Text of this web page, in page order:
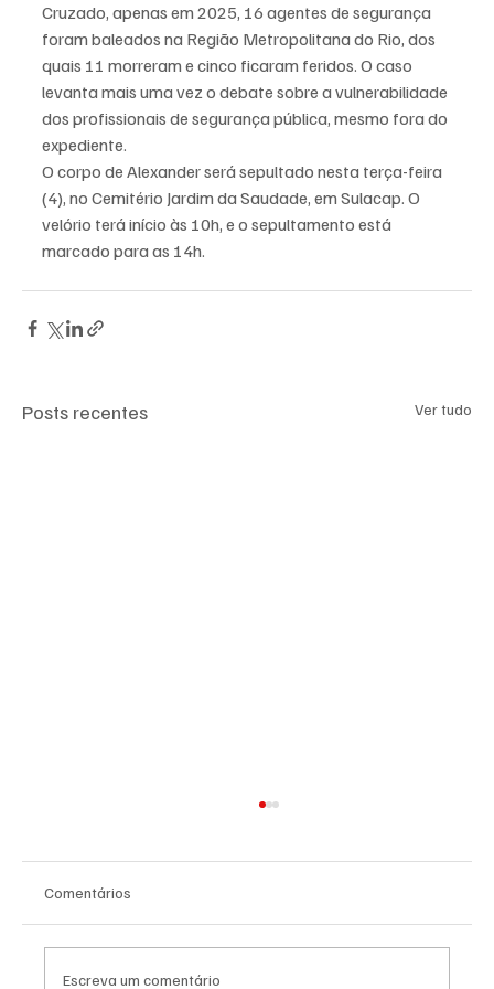
Cruzado, apenas em 2025, 16 agentes de segurança
foram baleados na Região Metropolitana do Rio, dos
quais 11 morreram e cinco ficaram feridos. O caso
levanta mais uma vez o debate sobre a vulnerabilidade
dos profissionais de segurança pública, mesmo fora do
expediente.
O corpo de Alexander será sepultado nesta terça-feira
(4), no Cemitério Jardim da Saudade, em Sulacap. O
velório terá início às 10h, e o sepultamento está
marcado para as 14h.
Posts recentes Ver tudo
Comentários
Escreva um comentário